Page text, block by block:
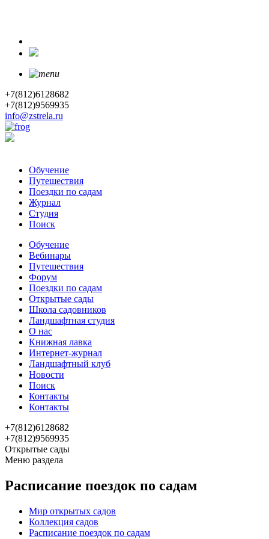
+7(812)6128682
+7(812)9569935
info@zstrela.ru
Обучение
Путешествия
Поездки по садам
Журнал
Студия
Поиск
Обучение
Вебинары
Путешествия
Форум
Поездки по садам
Открытые сады
Школа садовников
Ландшафтная студия
О нас
Книжная лавка
Интернет-журнал
Ландшафтный клуб
Новости
Поиск
Контакты
Контакты
+7(812)6128682
+7(812)9569935
Открытые сады
Меню раздела
Расписание поездок по садам
Мир открытых садов
Коллекция садов
Расписание поездок по садам